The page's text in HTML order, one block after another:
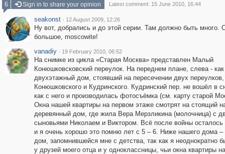
6
Sign in to share your opinion Latest comment: 15 June 2010, 16:44
seakonst · 12 August 2009, 12:26
Ну вот, добрались и до этой серии. Там должно быть много.
большое, moscowite!
vanadiy · 19 February 2010, 06:52
На снимке из цикла «Старая Москва» представлен Малый
Конюшковсковский переулок. На переднем плане, слева -
двухэтажный дом, стоявший на пересечении двух
Конюшковского и Кудринского. Кудринский пер. не вошёл в
как с него и производилась фотосъёмка (см. карту старой
Окна нашей квартиры на первом этаже смотрят на стоящий
деревянный дом, где жила Вера Мерзликина (молочница) с
сыновьями Николаем и Виктором. Всё после войны осталось
и я очень хорошо это помню лет с 5 – 6. Ниже нашего дома
дом, запомнившейся мне с детства, так как я неоднократно
у друзей моего отца и у одноклассницы, чьи окна квартиры